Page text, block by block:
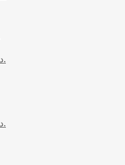
د.م.
د.م.